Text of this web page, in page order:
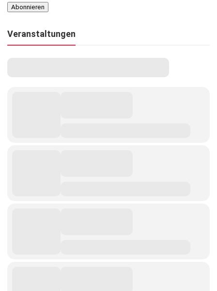
Veranstaltungen